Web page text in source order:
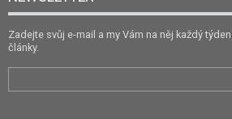
Zadejte svůj e-mail a my Vám na něj každý
články.